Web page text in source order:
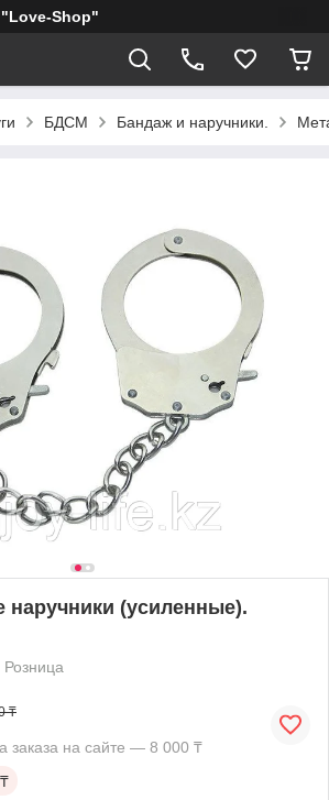
"Love-Shop"
БДСМ Бандаж и наручники.
наручники (усиленные).
Розница
₸
заказа на сайте — 8 000 ₸